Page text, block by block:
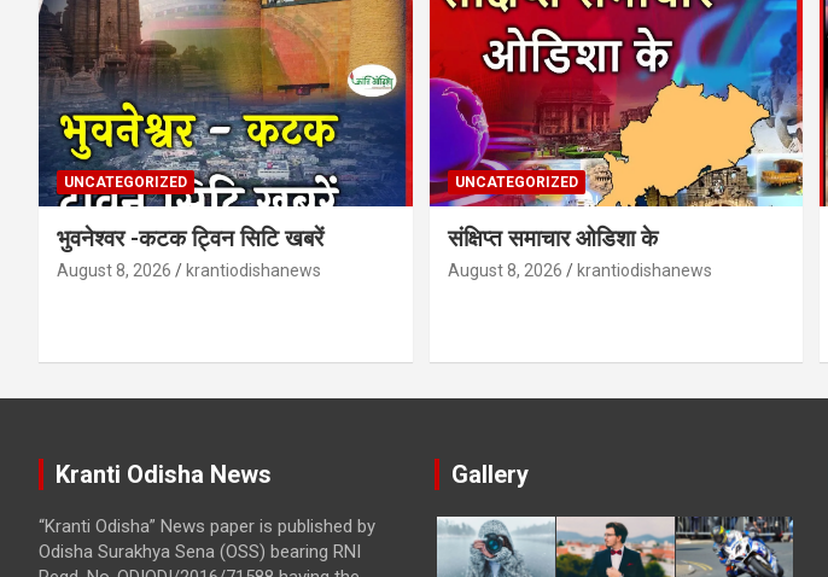
UNCATEGORIZED
भुवनेश्वर -कटक ट्विन सिटि खबरें
August 8, 2026 krantiodishanews
UNCATEGORIZED
संक्षिप्त समाचार ओडिशा के
August 8, 2026 krantiodishanews
Kranti Odisha News
“Kranti Odisha” News paper is published by
Odisha Surakhya Sena (OSS) bearing RNI
Gallery